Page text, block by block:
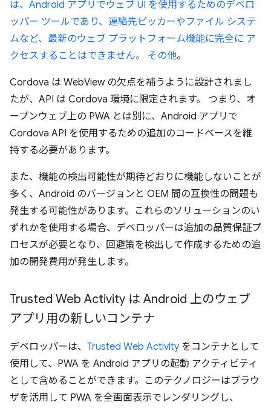
は、Android アプリでウェブ UI を使用するためのデベロ
ッパー ツールであり、連絡先ピッカーやファイル システ
ムなど、最新のウェブ プラットフォーム機能に完全に ア
クセスすることはできません。 その他。
Cordova は WebView の欠点を補うように設計されまし
たが、API は Cordova 環境に限定されます。 つまり、オ
ープンウェブ上の PWA とは別に、Android アプリで
Cordova API を使用するための追加のコードベースを維
持する必要があります。
また、機能の検出可能性が期待どおりに機能しないことが
多く、Android のバージョンと OEM 間の互換性の問題も
発生する可能性があります。これらのソリューションのい
ずれかを使用する場合、デベロッパーは追加の品質保証プ
ロセスが必要となり、回避策を検出して作成するための追
加の開発費用が発生します。
Trusted Web Activity は Android 上のウェブ
アプリ用の新しいコンテナ
デベロッパーは、 Trusted Web Activity をコンテナとして
使用して、PWA を Android アプリの起動 アクティビティ
として含めることができます。このテクノロジーはブラウ
ザを活用して PWA を全画面表示でレンダリングし、